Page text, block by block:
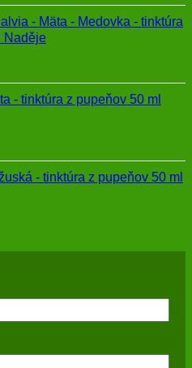
- Mäta - Medovka - tinktúra
Naděje
- tinktúra z pupeňov 50 ml
- tinktúra z pupeňov 50 ml